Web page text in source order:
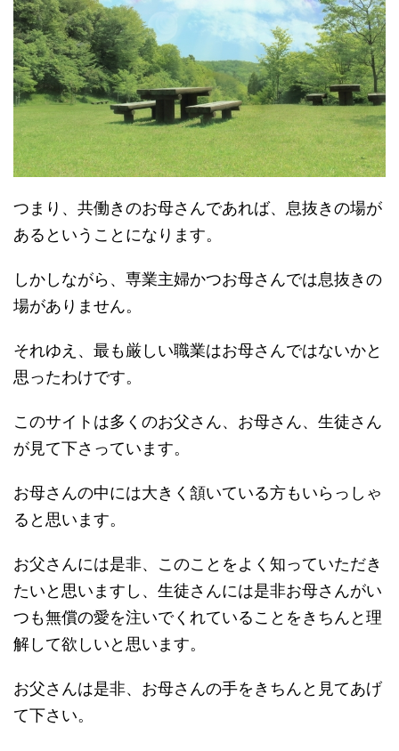
つまり、共働きのお母さんであれば、息抜きの場が
あるということになります。
しかしながら、専業主婦かつお母さんでは息抜きの
場がありません。
それゆえ、最も厳しい職業はお母さんではないかと
思ったわけです。
このサイトは多くのお父さん、お母さん、生徒さん
が見て下さっています。
お母さんの中には大きく頷いている方もいらっしゃ
ると思います。
お父さんには是非、このことをよく知っていただき
たいと思いますし、生徒さんには是非お母さんがい
つも無償の愛を注いでくれていることをきちんと理
解して欲しいと思います。
お父さんは是非、お母さんの手をきちんと見てあげ
て下さい。